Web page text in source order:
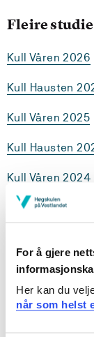
For å gjere
Her kan du
når som helst
Fleire
Kull Våren 2026
Kull Hausten
Kull Våren 2025
Kull Hausten
Kull Våren 2024
Kull Hausten
Kull Hausten
Kull Våren 2022